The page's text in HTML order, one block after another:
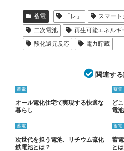
蓄電 「レ」 スマート
二次電池
再生可能エネルギ
酸化還元反応
電力貯蔵
関連す
蓄電
オール電化住宅で実現する快適な
暮らし
蓄電
ど
電
蓄電
次世代を担う電池、リチウム硫化
鉄電池とは？
蓄電
蓄
と